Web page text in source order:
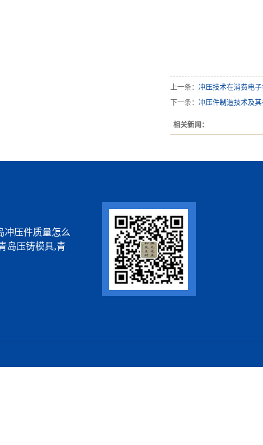
上一条： 冲压技术在消费电
下一条： 冲压件制造技术及
相关新闻：
冲压件质量怎么
岛压铸模具,青